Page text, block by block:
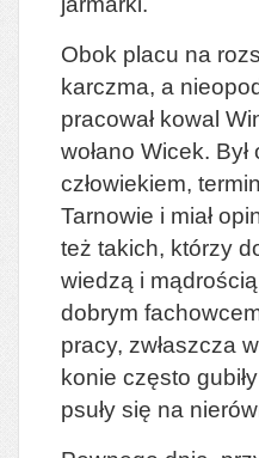
Obok placu na
karczma, a
pracował kowal
wołano Wicek.
człowiekiem,
Tarnowie i miał
też takich, którzy
wiedzą i
dobrym
pracy, zwłaszcza
konie często
psuły się na